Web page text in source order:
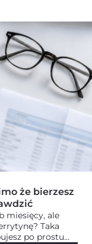
że bierzesz
miesięcy, ale
Taka
po prostu